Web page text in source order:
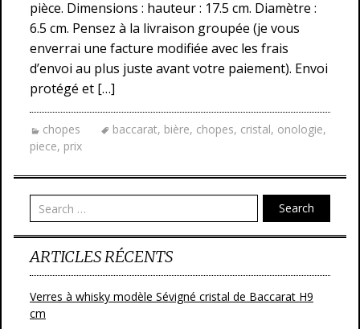
pièce. Dimensions : hauteur : 17.5 cm. Diamètre :
6.5 cm. Pensez à la livraison groupée (je vous
enverrai une facture modifiée avec les frais
d’envoi au plus juste avant votre paiement). Envoi
protégé et […]
chopes baccarat, bière, chopes, cristal, onologie,
piece, prix
Search
ARTICLES RÉCENTS
Verres à whisky modèle Sévigné cristal de Baccarat H9
cm